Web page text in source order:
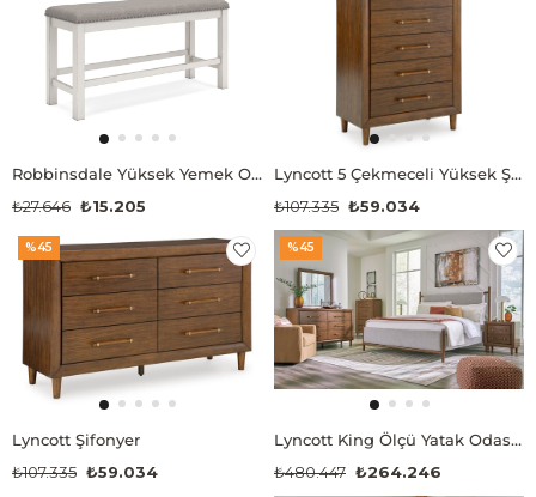
Robbinsdale Yüksek Yemek Odası Bankı
₺15.205
₺27.646
Lyncott 5 Çekmeceli Yüksek Şifonyer
₺59.034
₺107.335
Lyncott Şifonyer
₺59.034
₺107.335
%45
Lyncott King Ölçü Yatak Odası Takımı
₺264.246
₺480.447
%45